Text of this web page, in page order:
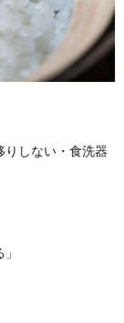
りしない・食洗器